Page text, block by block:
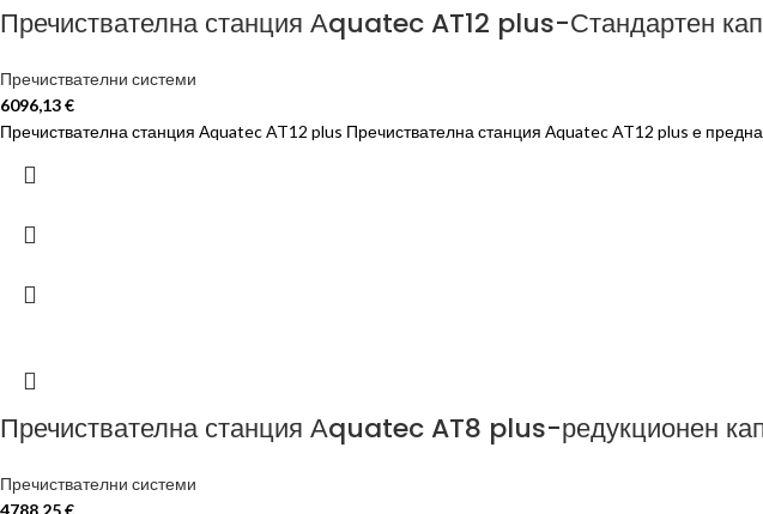
Пречиствателна станция Аquatec AT12 plus-Стандартен
Пречиствателни системи
6096,13€
Пречиствателна станция Аquatec AT12 plus Пречиствателна станция Аquatec AT12 plus е
Пречиствателна станция Аquatec AT8 plus-редукционен
Пречиствателни системи